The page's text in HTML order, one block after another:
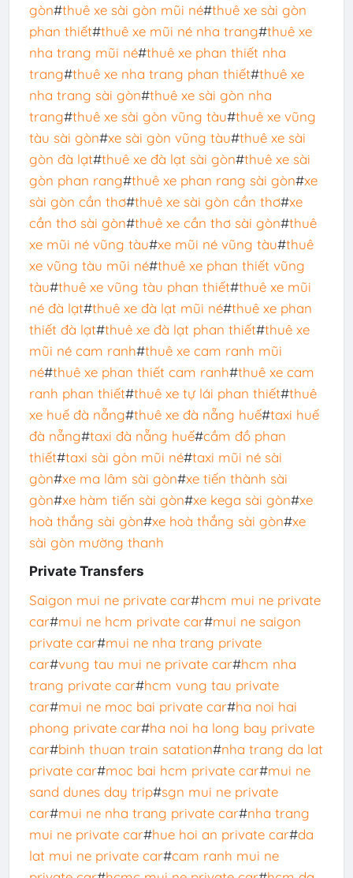
gòn#thuê xe sài gòn mũi né#thuê xe sài gòn
phan thiết#thuê xe mũi né nha trang#thuê xe
nha trang mũi né#thuê xe phan thiết nha
trang#thuê xe nha trang phan thiết#thuê xe
nha trang sài gòn#thuê xe sài gòn nha
trang#thuê xe sài gòn vũng tàu#thuê xe vũng
tàu sài gòn#xe sài gòn vũng tàu#thuê xe sài
gòn đà lạt#thuê xe đà lạt sài gòn#thuê xe sài
gòn phan rang#thuê xe phan rang sài gòn#xe
sài gòn cần thơ#thuê xe sài gòn cần thơ#xe
cần thơ sài gòn#thuê xe cần thơ sài gòn#thuê
xe mũi né vũng tàu#xe mũi né vũng tàu#thuê
xe vũng tàu mũi né#thuê xe phan thiết vũng
tàu#thuê xe vũng tàu phan thiết#thuê xe mũi
né đà lạt#thuê xe đà lạt mũi né#thuê xe phan
thiết đà lạt#thuê xe đà lạt phan thiết#thuê xe
mũi né cam ranh#thuê xe cam ranh mũi
né#thuê xe phan thiết cam ranh#thuê xe cam
ranh phan thiết#thuê xe tự lái phan thiết#thuê
xe huế đà nẵng#thuê xe đà nẵng huế#taxi huế
đà nẵng#taxi đà nẵng huế#cầm đồ phan
thiết#taxi sài gòn mũi né#taxi mũi né sài
gòn#xe ma lâm sài gòn#xe tiến thành sài
gòn#xe hàm tiến sài gòn#xe kega sài gòn#xe
hoà thắng sài gòn#xe hoà thắng sài gòn#xe
sài gòn mường thanh
Private Transfers
Saigon mui ne private car#hcm mui ne private
car#mui ne hcm private car#mui ne saigon
private car#mui ne nha trang private
car#vung tau mui ne private car#hcm nha
trang private car#hcm vung tau private
car#mui ne moc bai private car#ha noi hai
phong private car#ha noi ha long bay private
car#binh thuan train satation#nha trang da lat
private car#moc bai hcm private car#mui ne
sand dunes day trip#sgn mui ne private
car#mui ne nha trang private car#nha trang
mui ne private car#hue hoi an private car#da
lat mui ne private car#cam ranh mui ne